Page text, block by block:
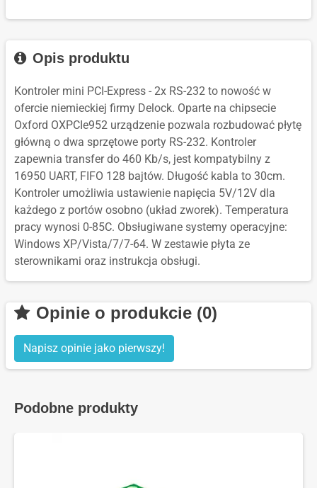
Opis produktu
Kontroler mini PCI-Express - 2x RS-232 to nowość w
ofercie niemieckiej firmy Delock. Oparte na chipsecie
Oxford OXPCIe952 urządzenie pozwala rozbudować płytę
główną o dwa sprzętowe porty RS-232. Kontroler
zapewnia transfer do 460 Kb/s, jest kompatybilny z
16950 UART, FIFO 128 bajtów. Długość kabla to 30cm.
Kontroler umożliwia ustawienie napięcia 5V/12V dla
każdego z portów osobno (układ zworek). Temperatura
pracy wynosi 0-85C. Obsługiwane systemy operacyjne:
Windows XP/Vista/7/7-64. W zestawie płyta ze
sterownikami oraz instrukcja obsługi.
Opinie o produkcie (0)
Napisz opinie jako pierwszy!
Podobne produkty